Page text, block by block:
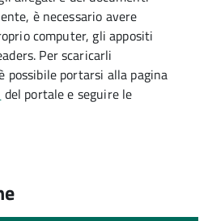
è necessario avere
computer, gli appositi
. Per scaricarli
possibile portarsi alla pagina
del portale e seguire le